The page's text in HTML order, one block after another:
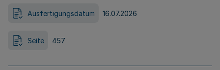
Ausfertigungsdatum 16.07.2026
Seite 457